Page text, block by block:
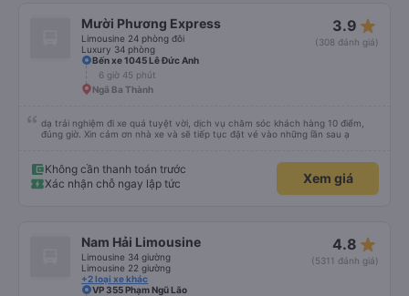
Mười Phương Express
Limousine 24 phòng đôi
Luxury 34 phòng
3.9 star_rate
(308 đánh giá)
Bến xe 1045 Lê Đức Anh
6 giờ 45 phút
Ngã Ba Thành
dạ trải nghiệm đi xe quá tuyệt vời, dịch vụ chăm sóc khách hàng 10 điểm,
đúng giờ. Xin cảm ơn nhà xe và sẽ tiếp tục đặt vé vào những lần sau ạ
Không cần thanh toán trước
Xác nhận chỗ ngay lập tức
Xem giá
Nam Hải Limousine
Limousine 34 giường
Limousine 22 giường
+2 loại xe khác
4.8 star_rate
(5311 đánh giá)
VP 355 Phạm Ngũ Lão